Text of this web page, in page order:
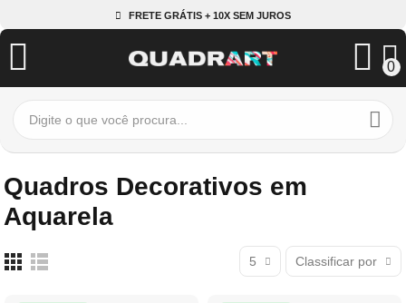
FRETE GRÁTIS + 10X SEM JUROS
0
Quadros Decorativos em
Aquarela
5 Classificar por